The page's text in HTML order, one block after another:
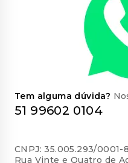
Tem alguma dúvida?
51 99602 0104
CNPJ: 35.005.293/0001-
Rua Vinte e Quatro de